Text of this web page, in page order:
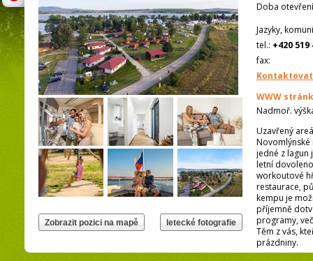
Doba
Jazyky,
tel.: +420 519
fax:
WWW
Nadmoř.
Uzavřený
jedné z lagun
letní
workoutové
restaurace,
kempu je
příjemně
programy,
Těm z vás,
prázdniny.